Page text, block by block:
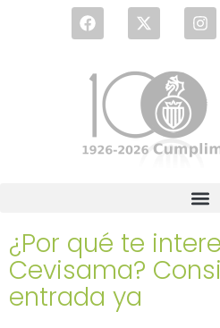
¿Por qué te
Cevisama?
entrada ya